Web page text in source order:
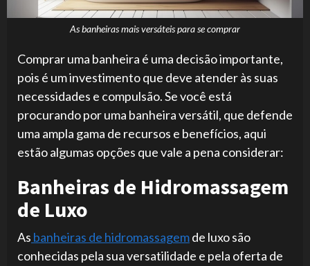
As banheiras mais versáteis para se comprar
Comprar uma banheira é uma decisão importante,
pois é um investimento que deve atender às suas
necessidades e compulsão. Se você está
procurando por uma banheira versátil, que defende
uma ampla gama de recursos e benefícios, aqui
estão algumas opções que vale a pena considerar:
Banheiras de Hidromassagem
de Luxo
As banheiras de hidromassagemde luxo são
conhecidas pela sua versatilidade e pela oferta de